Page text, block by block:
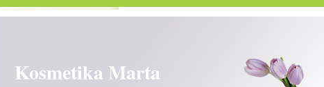
Kosmetika Marta